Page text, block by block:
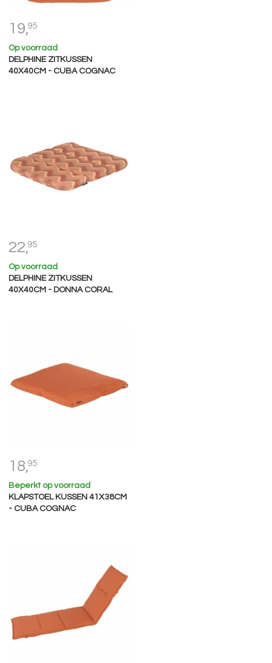
19,95
Op voorraad
DELPHINE ZITKUSSEN
40X40CM - CUBA COGNAC
22,95
Op voorraad
DELPHINE ZITKUSSEN
40X40CM - DONNA CORAL
18,95
Beperkt op voorraad
KLAPSTOEL KUSSEN 41X38CM
- CUBA COGNAC